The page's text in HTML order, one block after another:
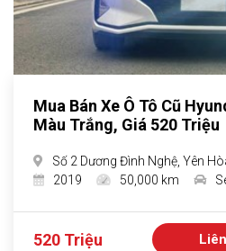
Mua Bán Xe Ô Tô Cũ
Màu Trắng, Giá 520 Triệu
Số 2 Dương Đình Nghệ, Yên
2019
50,000 km
520 Triệu